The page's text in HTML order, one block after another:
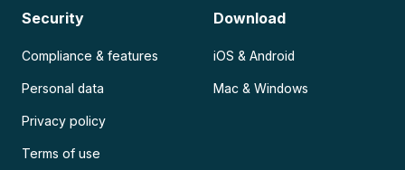
Security
Compliance & features
Personal data
Privacy policy
Terms of use
Download
iOS & Android
Mac & Windows